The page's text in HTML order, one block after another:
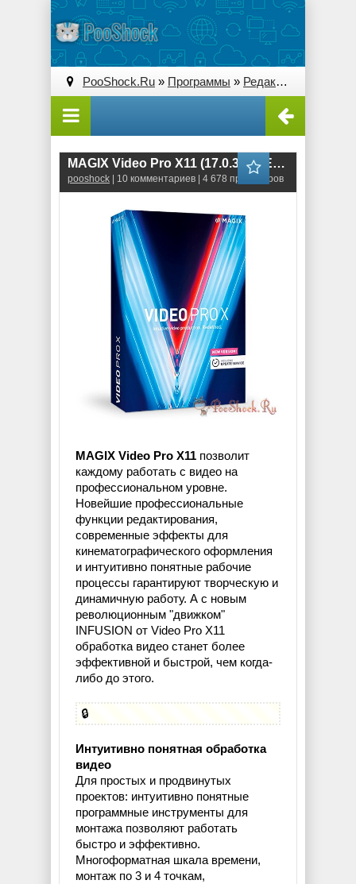
PooShock.Ru » Программы » Редакторы видео
MAGIX Video Pro X11 (17.0.3.68) ENG-RUS RePack
pooshock | 10 комментариев | 4 678 просмотров
MAGIX Video Pro X11 позволит
каждому работать с видео на
профессиональном уровне.
Новейшие профессиональные
функции редактирования,
современные эффекты для
кинематографического оформления
и интуитивно понятные рабочие
процессы гарантируют творческую и
динамичную работу. А с новым
революционным "движком"
INFUSION от Video Pro X11
обработка видео станет более
эффективной и быстрой, чем когда-
либо до этого.
🔒
Интуитивно понятная обработка
видео
Для простых и продвинутых
проектов: интуитивно понятные
программные инструменты для
монтажа позволяют работать
быстро и эффективно.
Многоформатная шкала времени,
монтаж по 3 и 4 точкам,